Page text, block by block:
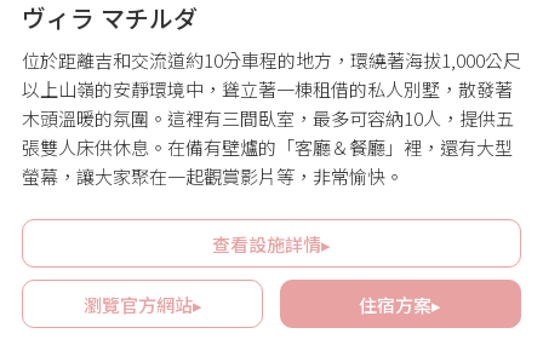
ヴィラ マチルダ
位於距離吉和交流道約10分車程的地方，環繞著海拔1,000公尺
以上山嶺的安靜環境中，聳立著一棟租借的私人別墅，散發著
木頭溫暖的氛圍。這裡有三間臥室，最多可容納10人，提供五
張雙人床供休息。在備有壁爐的「客廳＆餐廳」裡，還有大型
螢幕，讓大家聚在一起觀賞影片等，非常愉快。
查看設施詳情▸
瀏覽官方網站▸ 住宿方案▸